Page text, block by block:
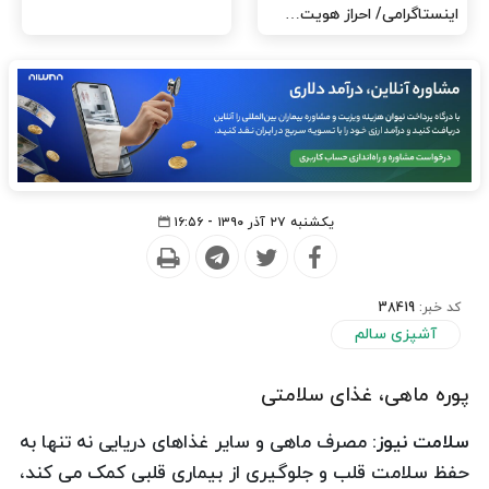
هویت…
یکشنبه ۲۷ آذر ۱۳۹۰ - ۱۶:۵۶
کد خبر: 38419
آشپزی سالم
پوره ماهی، غذای سلامتی
سلامت نیوز:مصرف ماهی و سایر غذاهای دریایی نه تنها به
حفظ سلامت قلب و جلوگیری از بیماری قلبی کمک می کند،